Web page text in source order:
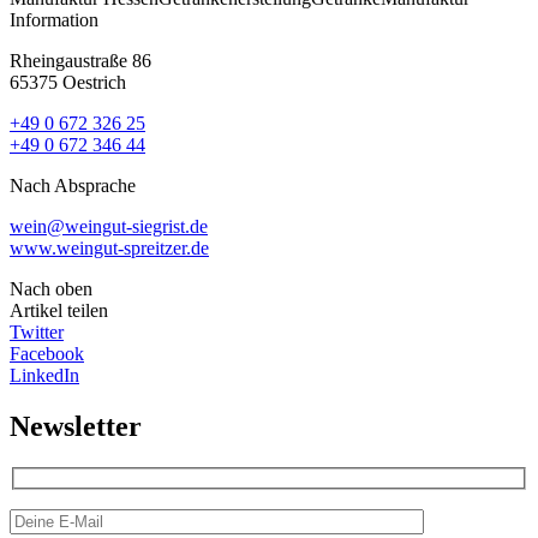
Information
Rheingaustraße 86
65375 Oestrich
+49 0 672 326 25
+49 0 672 346 44
Nach Absprache
wein@weingut-siegrist.de
www.weingut-spreitzer.de
Nach oben
Artikel teilen
Twitter
Facebook
LinkedIn
Newsletter